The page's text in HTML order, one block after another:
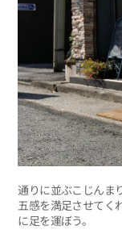
通りに並ぶこじんま
五感を満足させてく
に足を運ぼう。